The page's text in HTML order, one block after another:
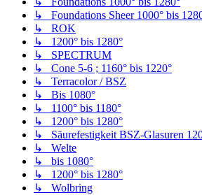
↳ Foundations Sheer 1000° bis
↳ ROK
↳ 1200° bis 1280°
↳ SPECTRUM
↳ Cone 5-6 ; 1160° bis 1220°
↳ Terracolor / BSZ
↳ Bis 1080°
↳ 1100° bis 1180°
↳ 1200° bis 1280°
↳ Säurefestigkeit BSZ-Glasuren
↳ Welte
↳ bis 1080°
↳ 1200° bis 1280°
↳ Wolbring